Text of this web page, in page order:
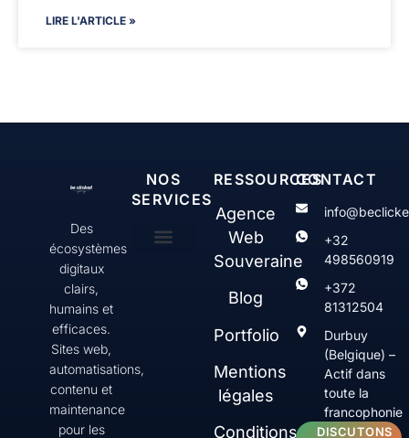
LIRE L'ARTICLE »
Des
écosystèmes
digitaux
clairs,
humains et
efficaces.
Sites web,
automatisations,
contenu et
maintenance
pour les
NOS
SERVICES
RESSOURCES
Agence
Web
Souveraine
Blog
Portfolio
Mentions
légales
Conditions
CONTACT
+32
498560919
+372
81312504
Durbuy
(Belgique) –
Actif dans
toute la
francophonie
DISCUTONS